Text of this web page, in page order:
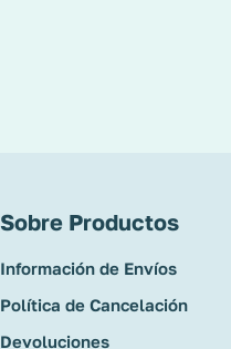
Sobre Productos
Información de Envíos
Política de Cancelación
Devoluciones